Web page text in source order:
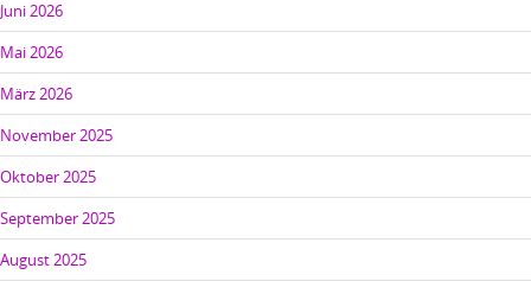
Juni 2026
Mai 2026
März 2026
November 2025
Oktober 2025
September 2025
August 2025